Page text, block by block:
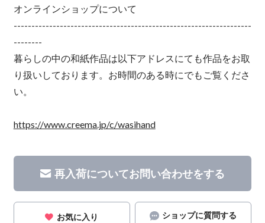
オンラインショップについて
-------------------------------------------------------------------
--------
暮らしの中の和紙作品は以下アドレスにても作品をお取
り扱いしております。お時間のある時にでもご覧くださ
い。
https://www.creema.jp/c/wasihand
再入荷についてお問い合わせをする
お気に入り ショップに質問する